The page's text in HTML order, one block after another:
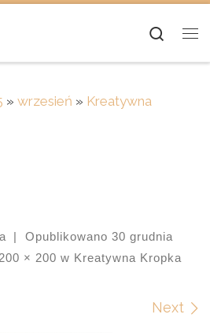
» wrzesień » Kreatywna
| Opublikowano 30 grudnia
200 × 200 w Kreatywna Kropka
Next